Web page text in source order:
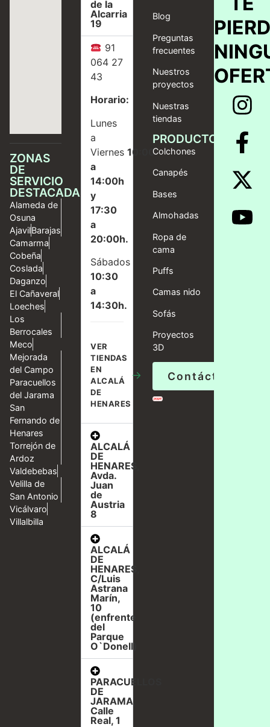
ZONAS
DE
SERVICIO
DESTACADAS
Alameda de
Osuna
AjavilBarajas
Camarma
Cobeña
Coslada
Daganzo
El Cañaveral
Loeches
Los
Berrocales
Meco
Mejorada
del Campo
Paracuellos
del Jarama
San
Fernando de
Henares
Torrejón de
Ardoz
Valdebebas
Velilla de
San Antonio
Vicálvaro
Villalbilla
de la
Alcarria
19
91
064 27
43
Horario:
Lunes
a
Viernes10:00
a
14:00h
y
17:30
a
20:00h.
Sábados
10:30
a
14:30h.
VER
TIENDAS
EN
ALCALÁ
DE
HENARES
→
ALCALÁ
DE
HENARES,
Avda.
Juan
de
Austria
8
ALCALÁ
DE
HENARES,
C/Luis
Astrana
Marín,
10
(enfrente
del
Parque
O`Donell)
PARACUELLOS
DE
JARAMA,
Calle
Real, 1
Blog
Preguntas
frecuentes
Nuestros
proyectos
Nuestras
tiendas
PRODUCTOS
Colchones
Canapés
Bases
Almohadas
Ropa de
cama
Puffs
Camas nido
Sofás
Proyectos
3D
Contáctanos